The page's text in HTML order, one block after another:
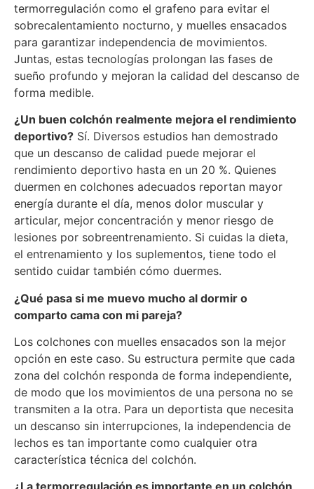
termorregulación como el grafeno para evitar el
sobrecalentamiento nocturno, y muelles ensacados
para garantizar independencia de movimientos.
Juntas, estas tecnologías prolongan las fases de
sueño profundo y mejoran la calidad del descanso de
forma medible.
¿Un buen colchón realmente mejora el rendimiento
deportivo? Sí. Diversos estudios han demostrado
que un descanso de calidad puede mejorar el
rendimiento deportivo hasta en un 20 %. Quienes
duermen en colchones adecuados reportan mayor
energía durante el día, menos dolor muscular y
articular, mejor concentración y menor riesgo de
lesiones por sobreentrenamiento. Si cuidas la dieta,
el entrenamiento y los suplementos, tiene todo el
sentido cuidar también cómo duermes.
¿Qué pasa si me muevo mucho al dormir o
comparto cama con mi pareja?
Los colchones con muelles ensacados son la mejor
opción en este caso. Su estructura permite que cada
zona del colchón responda de forma independiente,
de modo que los movimientos de una persona no se
transmiten a la otra. Para un deportista que necesita
un descanso sin interrupciones, la independencia de
lechos es tan importante como cualquier otra
característica técnica del colchón.